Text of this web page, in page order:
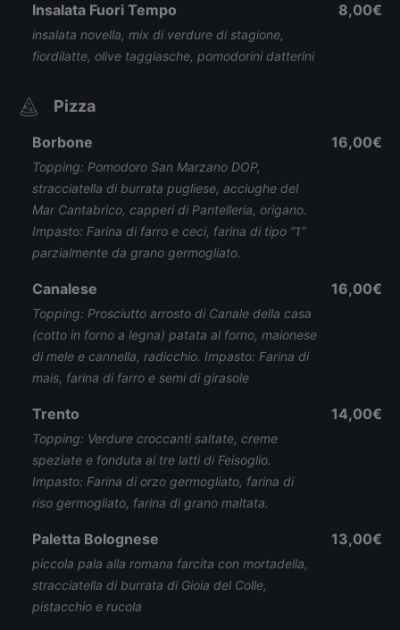
Insalata Fuori Tempo
insalata novella, mix di verdure di stagione,
fiordilatte, olive taggiasche, pomodorini datterini
8,00€
Pizza
Borbone
Topping: Pomodoro San Marzano DOP,
stracciatella di burrata pugliese, acciughe del
Mar Cantabrico, capperi di Pantelleria, origano.
Impasto: Farina di farro e ceci, farina di tipo “1”
parzialmente da grano germogliato.
16,00€
Canalese
Topping: Prosciutto arrosto di Canale della casa
(cotto in forno a legna) patata al forno, maionese
di mele e cannella, radicchio. Impasto: Farina di
mais, farina di farro e semi di girasole
16,00€
Trento
Topping: Verdure croccanti saltate, creme
speziate e fonduta ai tre latti di Feisoglio.
Impasto: Farina di orzo germogliato, farina di
riso germogliato, farina di grano maltata.
14,00€
Paletta Bolognese
piccola pala alla romana farcita con mortadella,
stracciatella di burrata di Gioia del Colle,
pistacchio e rucola
13,00€